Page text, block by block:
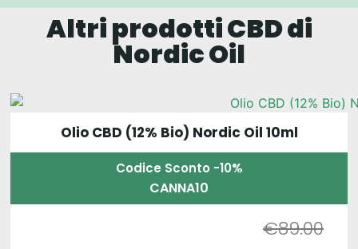
Altri prodotti CBD di
Nordic Oil
Olio CBD (12% Bio) Nordic Oil 10ml
Codice Sconto -10%
CANNA10
€89.00